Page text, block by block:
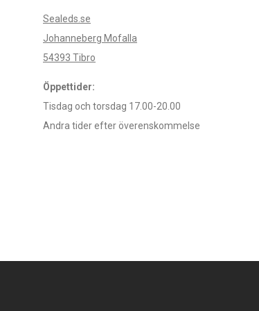
Sealeds.se
Johanneberg Mofalla
54393 Tibro
Öppettider:
Tisdag och torsdag 17.00-20.00
Andra tider efter överenskommelse